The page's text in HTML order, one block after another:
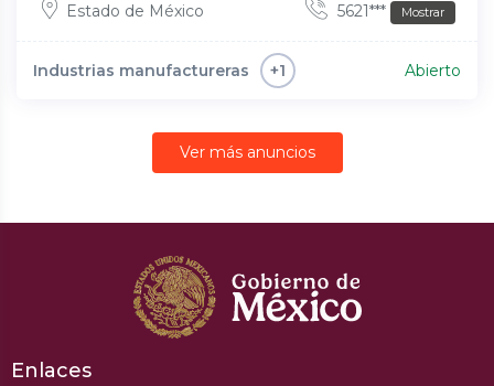
Estado de México 5621*** Mostrar
Industrias manufactureras +1 Abierto
Ver más anuncios
Enlaces